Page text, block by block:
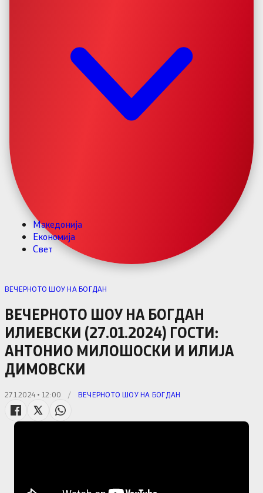
Македонија
Економија
Свет
ВЕЧЕРНОТО ШОУ НА БОГДАН
ВЕЧЕРНОТО ШОУ НА БОГДАН
ИЛИЕВСКИ (27.01.2024) ГОСТИ:
АНТОНИО МИЛОШОСКИ И ИЛИЈА
ДИМОВСКИ
27.1.2024 • 12:00 / ВЕЧЕРНОТО ШОУ НА БОГДАН